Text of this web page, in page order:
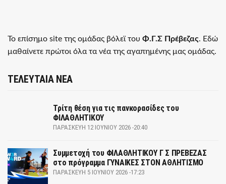
Το επίσημο site της ομάδας βόλεϊ του Φ.Γ.Σ Πρέβεζας. Εδώ
μαθαίνετε πρώτοι όλα τα νέα της αγαπημένης μας ομάδας.
ΤΕΛΕΥΤΑΙΑ ΝΕΑ
Τρίτη θέση για τις πανκορασίδες του
ΦΙΛΑΘΛΗΤΙΚΟΥ
ΠΑΡΑΣΚΕΥΉ 12 ΙΟΥΝΊΟΥ 2026 -20:40
Συμμετοχή του ΦΙΛΑΘΛΗΤΙΚΟΥ Γ Σ ΠΡΕΒΕΖΑΣ
στο πρόγραμμα ΓΥΝΑΙΚΕΣ ΣΤΟΝ ΑΘΛΗΤΙΣΜΟ
ΠΑΡΑΣΚΕΥΉ 5 ΙΟΥΝΊΟΥ 2026 -17:23